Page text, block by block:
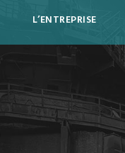
L’ENTREPRISE